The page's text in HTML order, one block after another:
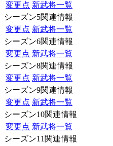
変更点 新武将一覧
シーズン5関連情報
変更点 新武将一覧
シーズン6関連情報
変更点 新武将一覧
シーズン8関連情報
変更点 新武将一覧
シーズン9関連情報
変更点 新武将一覧
シーズン10関連情報
変更点 新武将一覧
シーズン11関連情報